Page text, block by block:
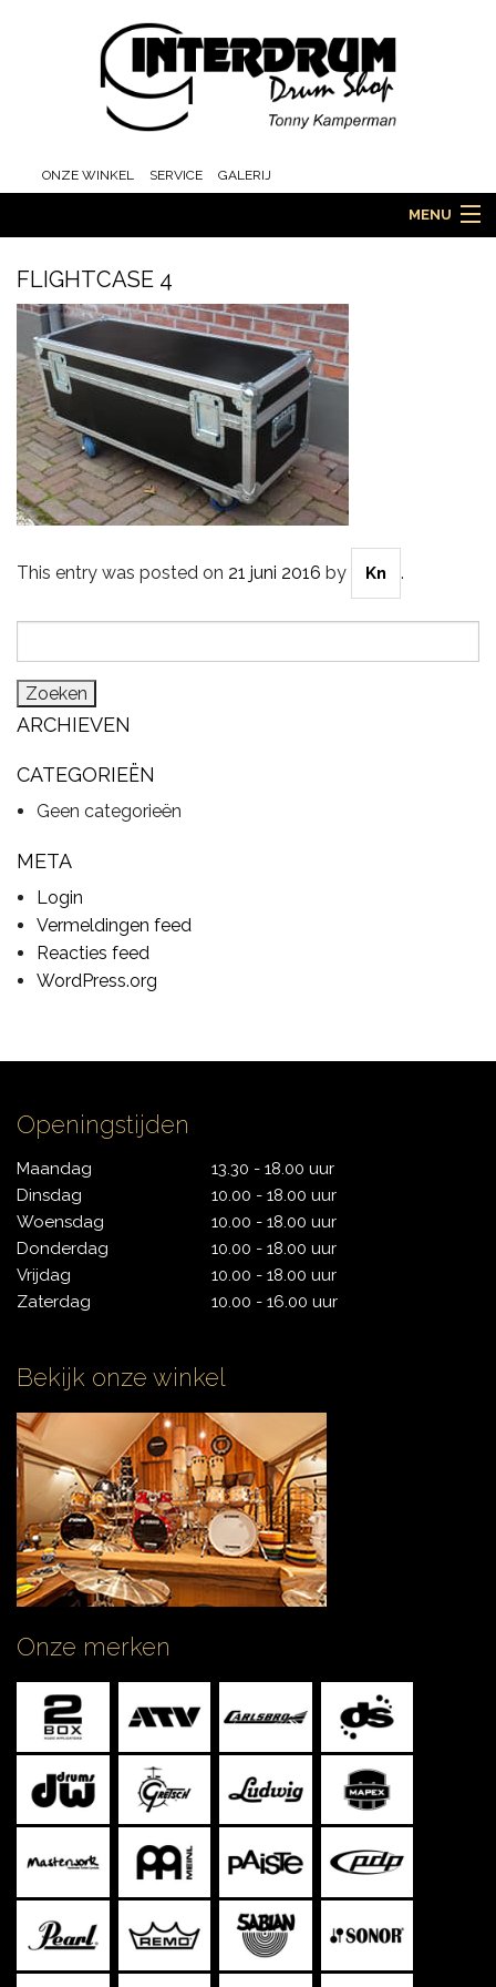
ONZE WINKEL SERVICE GALERIJ
MENU
HOME
DRUMS
ORCHESTRA EN MARCHING
CYMBALS
PERCUSSIE
DRUMSCHOOL
FLIGHTCASE 4
This entry was posted on 21 juni 2016 by Kn .
ARCHIEVEN
CATEGORIEËN
Geen categorieën
META
Login
Vermeldingen feed
Reacties feed
WordPress.org
Openingstijden
Maandag
Dinsdag
Woensdag
Donderdag
Vrijdag
Zaterdag
13.30 - 18.00 uur
10.00 - 18.00 uur
10.00 - 18.00 uur
10.00 - 18.00 uur
10.00 - 18.00 uur
10.00 - 16.00 uur
Bekijk onze winkel
Onze merken